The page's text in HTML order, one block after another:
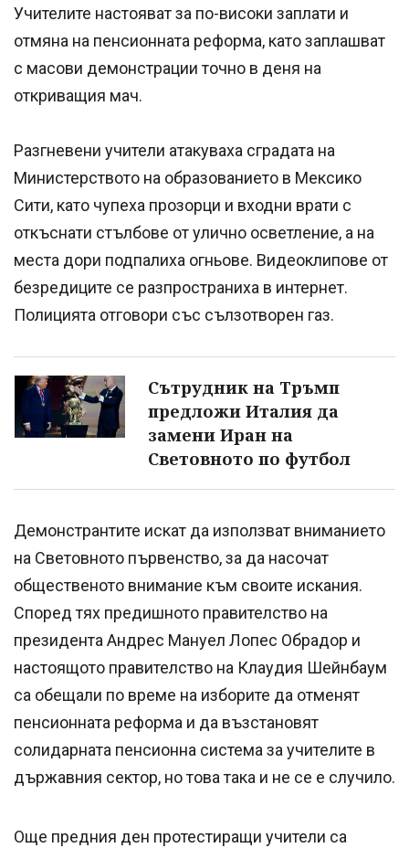
Учителите настояват за по-високи заплати и
отмяна на пенсионната реформа, като заплашват
с масови демонстрации точно в деня на
откриващия мач.
Разгневени учители атакуваха сградата на
Министерството на образованието в Мексико
Сити, като чупеха прозорци и входни врати с
откъснати стълбове от улично осветление, а на
места дори подпалиха огньове. Видеоклипове от
безредиците се разпространиха в интернет.
Полицията отговори със сълзотворен газ.
Сътрудник на Тръмп
предложи Италия да
замени Иран на
Световното по футбол
Демонстрантите искат да използват вниманието
на Световното първенство, за да насочат
общественото внимание към своите искания.
Според тях предишното правителство на
президента Андрес Мануел Лопес Обрадор и
настоящото правителство на Клаудия Шейнбаум
са обещали по време на изборите да отменят
пенсионната реформа и да възстановят
солидарната пенсионна система за учителите в
държавния сектор, но това така и не се е случило.
Още предния ден протестиращи учители са